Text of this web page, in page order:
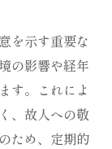
を示す重要な
の影響や経年
す。これによ
、故人への敬
ため、定期的